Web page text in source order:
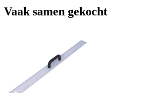
Vaak samen gekocht